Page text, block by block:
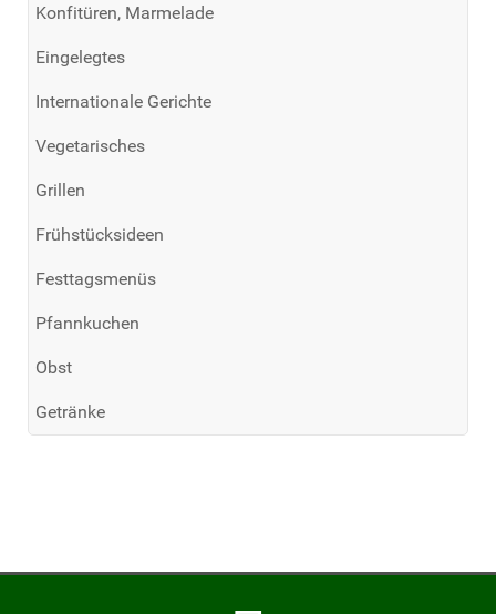
Konfitüren, Marmelade
Eingelegtes
Internationale Gerichte
Vegetarisches
Grillen
Frühstücksideen
Festtagsmenüs
Pfannkuchen
Obst
Getränke